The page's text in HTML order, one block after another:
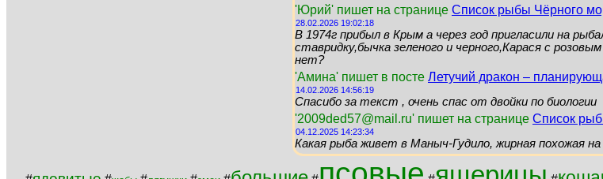
'Юрий' пишет на странице Список рыбы Чёрного
28.02.2026 19:02:18
В 1974г прибыл в Крым а через год пригласили на
ставридку,бычка зеленого и черного,Карася с
нет?
'Амина' пишет в посте Летучий дракон –
14.02.2026 14:56:19
Спасибо за текст , очень спас от двойки по биологии
'2009ded57@mail.ru' пишет на странице Список
04.12.2025 14:23:34
Какая рыба живет в Маныч-Гудило, жирная похожая на